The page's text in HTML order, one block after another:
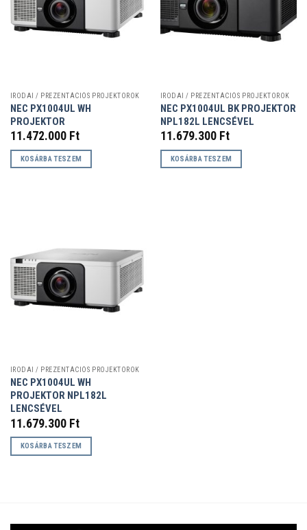
IRODAI / PREZENTÁCIÓS PROJEKTOROK
NEC PX1004UL WH
PROJEKTOR
11.472.000 Ft
KOSÁRBA TESZEM
IRODAI / PREZENTÁCIÓS PROJEKTOROK
NEC PX1004UL BK PROJEKTOR
NPL182L LENCSÉVEL
11.679.300 Ft
KOSÁRBA TESZEM
IRODAI / PREZENTÁCIÓS PROJEKTOROK
NEC PX1004UL WH
PROJEKTOR NPL182L
LENCSÉVEL
11.679.300 Ft
KOSÁRBA TESZEM